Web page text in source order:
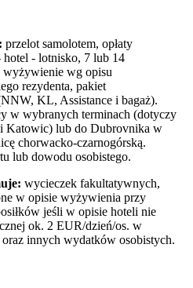
przelot samolotem, opłaty
- lotnisko, 7 lub 14
wyżywienie wg opisu
rezydenta, pakiet
KL, Assistance i bagaż).
w wybranych terminach (dotyczy
Katowic) lub do Dubrovnika w
chorwacko-czarnogórską.
lub dowodu osobistego.
wycieczek fakultatywnych,
w opisie wyżywienia przy
jeśli w opisie hoteli nie
ok. 2 EUR/dzień/os. w
oraz innych wydatków osobistych.